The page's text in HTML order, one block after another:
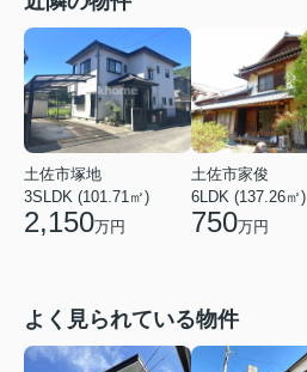
土佐市塚地
3SLDK (101.71㎡)
2,150万円
土佐市家俊
6LDK (137.26㎡)
750万円
よく見られている物件